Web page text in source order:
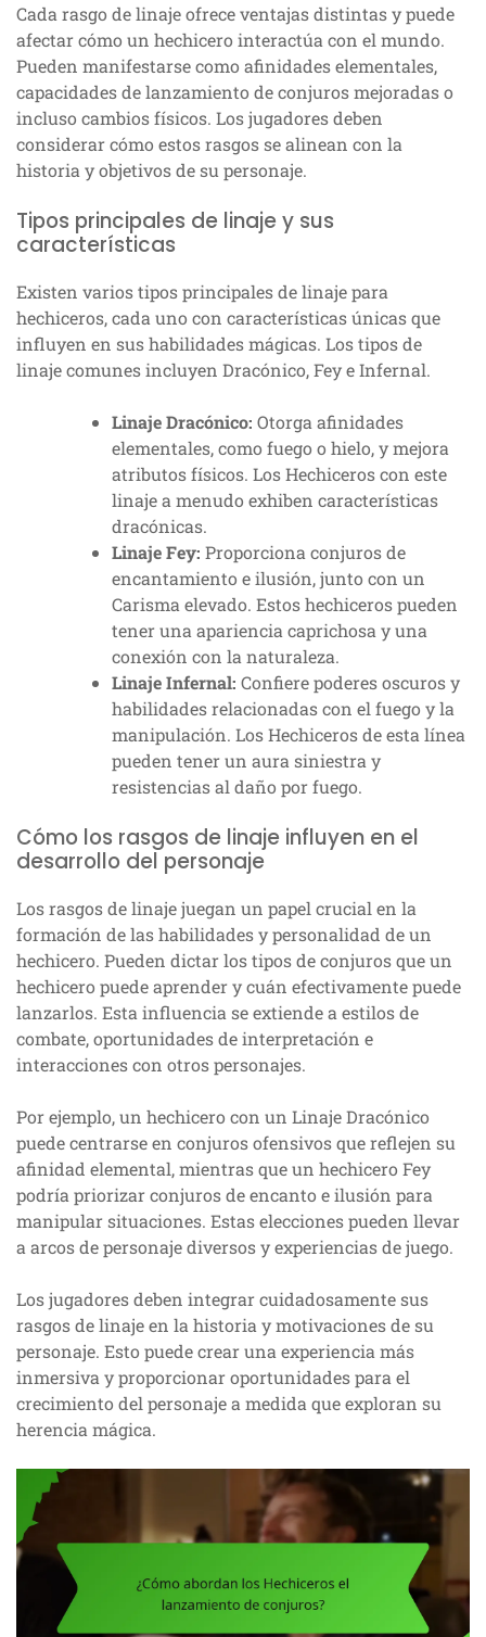
Cada rasgo de linaje ofrece ventajas distintas y puede
afectar cómo un hechicero interactúa con el mundo.
Pueden manifestarse como afinidades elementales,
capacidades de lanzamiento de conjuros mejoradas o
incluso cambios físicos. Los jugadores deben
considerar cómo estos rasgos se alinean con la
historia y objetivos de su personaje.
Tipos principales de linaje y sus
características
Existen varios tipos principales de linaje para
hechiceros, cada uno con características únicas que
influyen en sus habilidades mágicas. Los tipos de
linaje comunes incluyen Dracónico, Fey e Infernal.
Linaje Dracónico: Otorga afinidades
elementales, como fuego o hielo, y mejora
atributos físicos. Los Hechiceros con este
linaje a menudo exhiben características
dracónicas.
Linaje Fey: Proporciona conjuros de
encantamiento e ilusión, junto con un
Carisma elevado. Estos hechiceros pueden
tener una apariencia caprichosa y una
conexión con la naturaleza.
Linaje Infernal: Confiere poderes oscuros y
habilidades relacionadas con el fuego y la
manipulación. Los Hechiceros de esta línea
pueden tener un aura siniestra y
resistencias al daño por fuego.
Cómo los rasgos de linaje influyen en el
desarrollo del personaje
Los rasgos de linaje juegan un papel crucial en la
formación de las habilidades y personalidad de un
hechicero. Pueden dictar los tipos de conjuros que un
hechicero puede aprender y cuán efectivamente puede
lanzarlos. Esta influencia se extiende a estilos de
combate, oportunidades de interpretación e
interacciones con otros personajes.
Por ejemplo, un hechicero con un Linaje Dracónico
puede centrarse en conjuros ofensivos que reflejen su
afinidad elemental, mientras que un hechicero Fey
podría priorizar conjuros de encanto e ilusión para
manipular situaciones. Estas elecciones pueden llevar
a arcos de personaje diversos y experiencias de juego.
Los jugadores deben integrar cuidadosamente sus
rasgos de linaje en la historia y motivaciones de su
personaje. Esto puede crear una experiencia más
inmersiva y proporcionar oportunidades para el
crecimiento del personaje a medida que exploran su
herencia mágica.